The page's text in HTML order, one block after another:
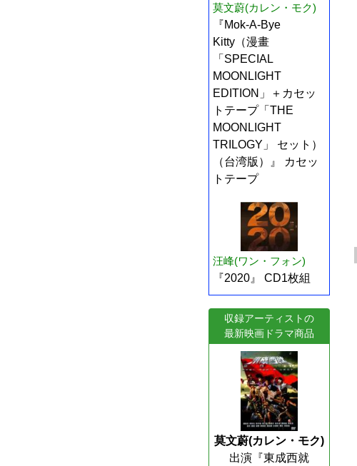
莫文蔚(カレン・モク)
『Mok-A-Bye
Kitty（漫畫
「SPECIAL
MOONLIGHT
EDITION」＋カセッ
トテープ「THE
MOONLIGHT
TRILOGY」 セット）
（台湾版）』 カセッ
トテープ
汪峰(ワン・フォン)
『2020』 CD1枚組
収録アーティストの
最新映画ドラマ商品
莫文蔚(カレン・モク)
出演『東成西就